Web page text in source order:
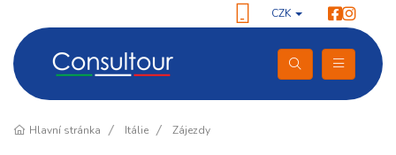
CZK
Hlavní stránka Itálie Zájezdy